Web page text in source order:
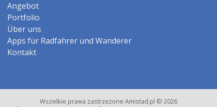
Angebot
Portfolio
Über uns
Apps für Radfahrer und Wanderer
Kontakt
Wszelkie prawa zastrzeżone Amistad.pl © 2026